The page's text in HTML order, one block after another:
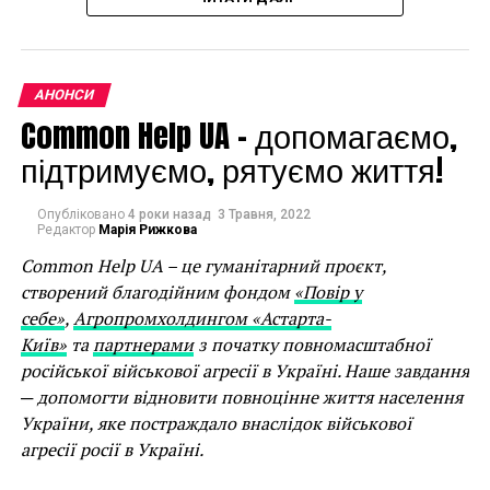
квадратів ми віддамо
під генезу сучасного
українського
мистецтва», –
зауважила вона.
З28 вересня до 1 жовтняв Оксфорді відбудуться 7
концертів класичної музики, святкування 85-річчя
композитора Валентина Сильвестрова, фотовиставка
«Війна», кінопокази, музичні перформанси,
дискусії.
ІніціативаUkrainian Culture Weeks 2022
започаткована навесні 2022
Oxford, Oxford University Ukrainian Society
культурним центром«Дом Майстер Клас»
підтримку України та українського культурного
надбання.
Перший сезон Ukraine Culture Weeks стане знаковим,
оскільки відкриє його український
фестивальBouquet Kyiv Stage у партнерстві з
Council, Українським інститутом та UA / UK
АНОНСИ
Common Help UA – допомагаємо,
підтримуємо, рятуємо життя!
Опубліковано 4 роки назад 3 Травня, 2022
Редактор Марія Рижкова
Common Help UA – це гуманітарний проєкт,
створений благодійним фондом«Повір у
себе»,Агропромхолдингом «Астарта-
Київ»тапартнерамиз початку повномасштабної
російської військової агресії в Україні. Наше завдання
─ допомогти відновити повноцінне життя населення
України, яке постраждало внаслідок військової
агресії росії в Україні.